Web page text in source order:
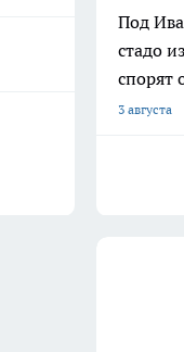
Под
стадо
спорят
3 августа